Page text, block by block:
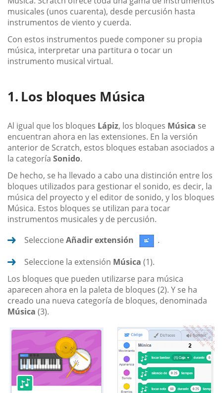
musicales (unos cuarenta), desde percusión hasta
instrumentos de viento y cuerda.
Con estos instrumentos puede componer su propia
música, interpretar una partitura o tocar un
instrumento musical virtual.
Los bloques Música
Al igual que los bloques Lápiz, los bloques Música se
encuentran ahora en las extensiones. En la versión
anterior de Scratch, estos bloques estaban asociados a
la categoría Sonido.
De hecho, se ha llevado a cabo una distinción entre los
bloques utilizados para gestionar el sonido, es decir, la
música del proyecto y el editor de sonido, y los bloques
Música. Estos bloques se utilizan para tocar
instrumentos musicales y de percusión.
Seleccione Añadir extensión
.
Seleccione la extensión Música (1).
Los bloques que pueden utilizarse para música
aparecen ahora en la paleta de bloques (2). Y se ha
creado una nueva categoría de bloques, denominada
Música (3).